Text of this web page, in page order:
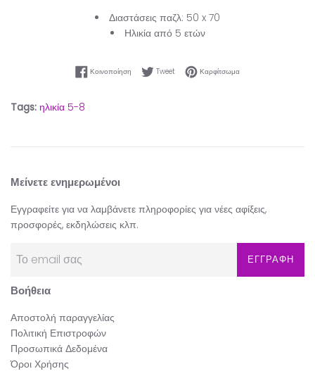
Διαστάσεις παζλ: 50 x 70
Ηλικία από 5 ετών
Κοινοποίηση Κοινοποίηση στο Facebook
TweetTweet στο Twitter
ΚαρφίτσωμαΚαρφίτσωμα στο
Tags: ηλικία 5-8
Μείνετε ενημερωμένοι
Εγγραφείτε για να λαμβάνετε πληροφορίες για νέες αφίξεις,
προσφορές, εκδηλώσεις κλπ.
ΕΓΓΡΑΦΗ
Βοήθεια
Αποστολή παραγγελίας
Πολιτική Επιστροφών
Προσωπικά Δεδομένα
Όροι Χρήσης